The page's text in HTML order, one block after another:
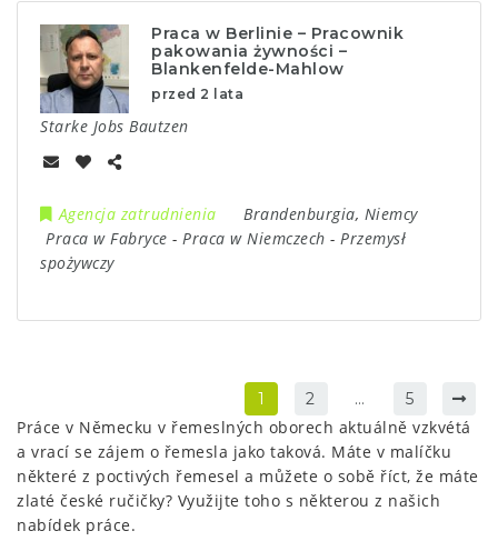
Praca w Berlinie – Pracownik
pakowania żywności –
Blankenfelde-Mahlow
przed 2 lata
Starke Jobs Bautzen
Agencja zatrudnienia Brandenburgia, Niemcy
Praca w Fabryce - Praca w Niemczech - Przemysł
spożywczy
1 2 … 5
Práce v Německu v řemeslných oborech aktuálně vzkvétá
a vrací se zájem o řemesla jako taková. Máte v malíčku
některé z poctivých řemesel a můžete o sobě říct, že máte
zlaté české ručičky? Využijte toho s některou z našich
nabídek práce.